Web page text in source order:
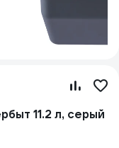
11.2 л, серый